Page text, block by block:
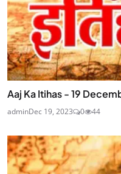
Aaj Ka Itihas - 19
adminDec 19, 2023 0 44